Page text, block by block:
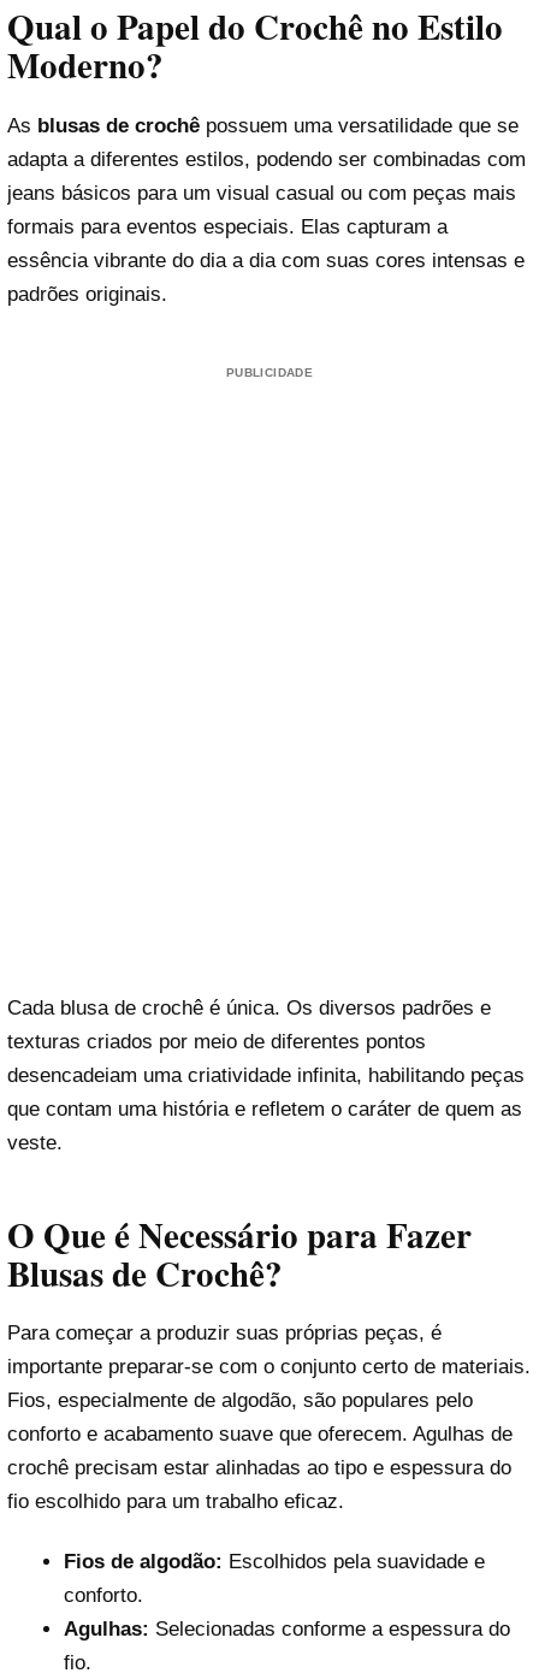
Qual o Papel do Crochê no Estilo
Moderno?
As blusas de crochê possuem uma versatilidade que se
adapta a diferentes estilos, podendo ser combinadas com
jeans básicos para um visual casual ou com peças mais
formais para eventos especiais. Elas capturam a
essência vibrante do dia a dia com suas cores intensas e
padrões originais.
PUBLICIDADE
Cada blusa de crochê é única. Os diversos padrões e
texturas criados por meio de diferentes pontos
desencadeiam uma criatividade infinita, habilitando peças
que contam uma história e refletem o caráter de quem as
veste.
O Que é Necessário para Fazer
Blusas de Crochê?
Para começar a produzir suas próprias peças, é
importante preparar-se com o conjunto certo de materiais.
Fios, especialmente de algodão, são populares pelo
conforto e acabamento suave que oferecem. Agulhas de
crochê precisam estar alinhadas ao tipo e espessura do
fio escolhido para um trabalho eficaz.
Fios de algodão: Escolhidos pela suavidade e
conforto.
Agulhas: Selecionadas conforme a espessura do
fio.